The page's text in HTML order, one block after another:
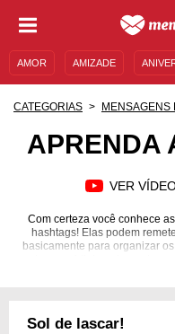
AMOR AMIZADE
CATEGORIAS MENSAGENS
APRENDA
VER
Com certeza você conhece
hashtags! Elas podem
basicamente para organizar
das queridinhas das redes
se aproximam! Na próxima
Sol de lascar!